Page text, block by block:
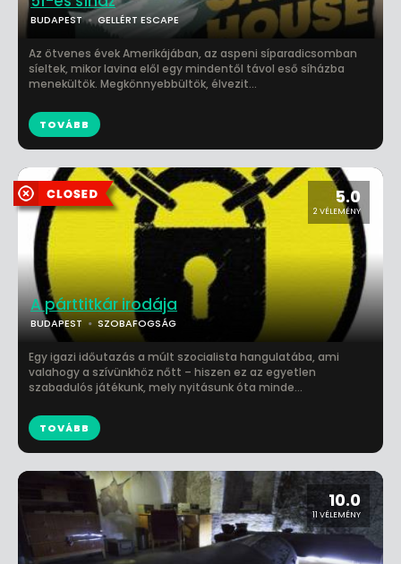
5.0
2 VÉLEMÉNY
A párttitkár irodája
BUDAPEST SZOBAFOGSÁG
Egy igazi időutazás a múlt szocialista hangulatába, ami
valahogy a szívünkhöz nőtt – hiszen ez az egyetlen
szabadulós játékunk, mely nyitásunk óta minde...
TOVÁBB
BUDAPEST GELLÉRT ESCAPE
Az ötvenes évek Amerikájában, az aspeni síparadicsomban
síeltek, mikor lavina elől egy mindentől távol eső síházba
menekültök. Megkönnyebbültök, élvezit...
TOVÁBB
10.0
11 VÉLEMÉNY